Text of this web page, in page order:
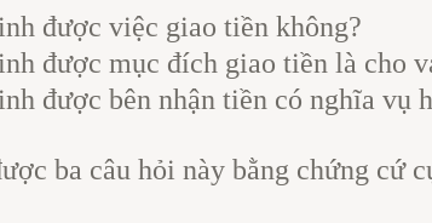
được việc giao tiền không?
được mục đích giao tiền là cho
được bên nhận tiền có nghĩa vụ
ba câu hỏi này bằng chứng cứ